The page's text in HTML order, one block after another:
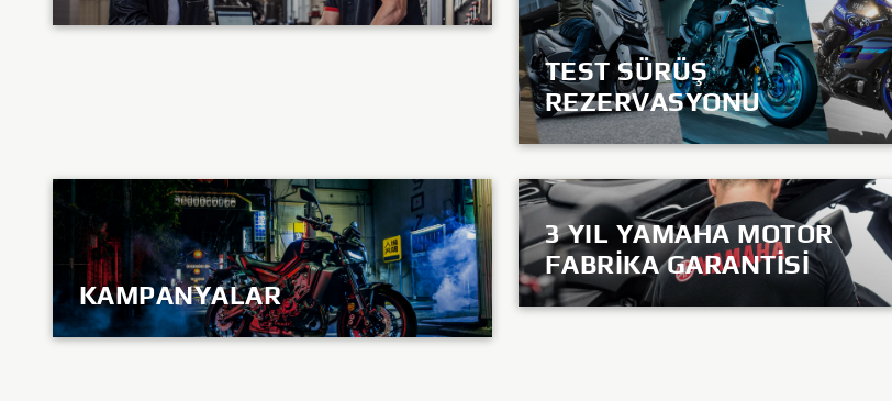
TEST SÜRÜŞ
REZERVASYONU
KEŞFET
KAMPANYALAR
3 YIL YAMAHA MOTOR
FABRIKA GARANTISI